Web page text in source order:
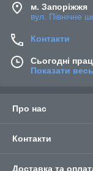
м. Запоріжжя
вул. Північне
Контакти
Сьогодні
Показати
Про нас
Контакти
Доставка та